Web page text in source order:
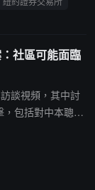
交所以 "SECZ"
過 40 億美元。
社區可能面臨
談視頻，其中討
包括對中本聰持
然被攻擊者轉移
但他認為在加密